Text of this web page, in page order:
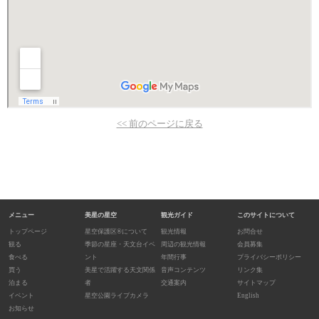
<< 前のページに戻る
メニュー
トップページ
観る
食べる
買う
泊まる
イベント
お知らせ
美星の星空
星空保護区®について
季節の星座・天文台イベ
ント
美星で活躍する天文関係
者
星空公園ライブカメラ
観光ガイド
観光情報
周辺の観光情報
年間行事
音声コンテンツ
交通案内
このサイトについて
お問合せ
会員募集
プライバシーポリシー
リンク集
サイトマップ
English